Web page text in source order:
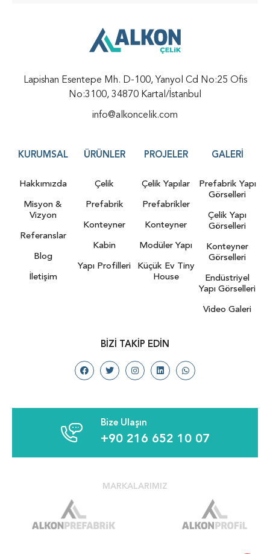
Lapishan Esentepe Mh. D-100, Yanyol Cd No:25 Ofis
No:3100, 34870 Kartal/İstanbul
info@alkoncelik.com
KURUMSAL
Hakkımızda
Misyon &
Vizyon
Referanslar
Blog
İletişim
ÜRÜNLER
Çelik
Prefabrik
Konteyner
Kabin
Yapı Profilleri
PROJELER
Çelik Yapılar
Prefabrikler
Konteyner
Modüler Yapı
Küçük Ev Tiny
House
GALERI
Prefabrik Yapı
Görselleri
Çelik Yapı
Görselleri
Konteyner
Görselleri
Endüstriyel
Yapı Görselleri
Video Galeri
BIZI TAKIP EDIN
Bize Ulaşın
+90 216 652 10 07
MARKALARIMIZ